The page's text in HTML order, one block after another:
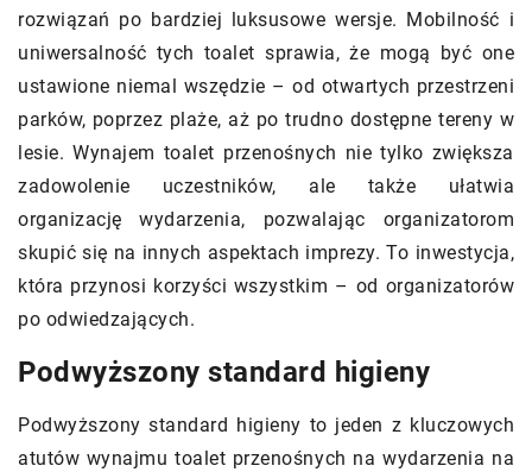
rozwiązań po bardziej luksusowe wersje. Mobilność i
uniwersalność tych toalet sprawia, że mogą być one
ustawione niemal wszędzie – od otwartych przestrzeni
parków, poprzez plaże, aż po trudno dostępne tereny w
lesie. Wynajem toalet przenośnych nie tylko zwiększa
zadowolenie uczestników, ale także ułatwia
organizację wydarzenia, pozwalając organizatorom
skupić się na innych aspektach imprezy. To inwestycja,
która przynosi korzyści wszystkim – od organizatorów
po odwiedzających.
Podwyższony standard higieny
Podwyższony standard higieny to jeden z kluczowych
atutów wynajmu toalet przenośnych na wydarzenia na